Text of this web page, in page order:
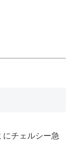
チェルシー急